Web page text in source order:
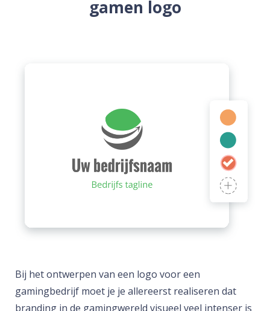
gamen logo
Bij het ontwerpen van een logo voor een
gamingbedrijf moet je je allereerst realiseren dat
branding in de gamingwereld visueel veel intenser is